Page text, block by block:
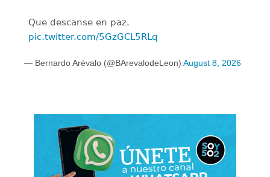
Que descanse en paz.
pic.twitter.com/5GzGCL5RLq
— Bernardo Arévalo (@BArevalodeLeon) August 8, 2026